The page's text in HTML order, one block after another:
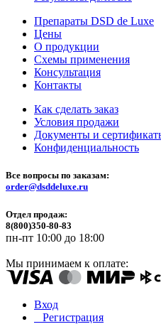
Препараты DSD de Luxe
Цены
О продукции
Схемы применения
Консультация
Контакты
Как сделать заказ
Условия продажи
Документы и
Конфиденциальность
Все вопросы по заказам:
order@dsddeluxe.ru
Отдел продаж:
8(800)350-80-83
пн-пт 10:00 до 18:00
Мы принимаем к оплате:
Вход
Регистрация